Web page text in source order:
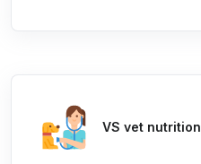
VS vet nutrition